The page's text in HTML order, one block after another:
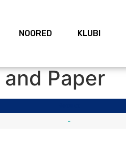
NOORED KLUBI
Paper
-